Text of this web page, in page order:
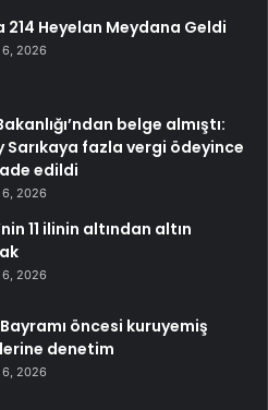
214 Heyelan Meydana Geldi
2026
belge almıştı:
Sarıkaya fazla vergi ödeyince
edildi
2026
11 ilinin altından altın
2026
öncesi kuruyemiş
denetim
2026